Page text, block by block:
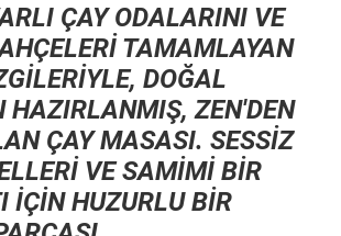
ÇAY ODALARINI VE
TAMAMLAYAN
DOĞAL
HAZIRLANMIŞ, ZEN'DEN
ÇAY MASASI. SESSİZ
VE SAMİMİ BİR
İÇİN HUZURLU BİR